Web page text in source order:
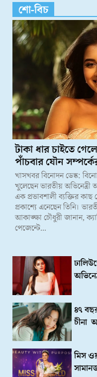
শো-বিচ
টাকা ধার চাইতে
পাঁচবার যৌন সম্পর্কের
খাসখবর বিনোদন ডেস্ক:
খুলেছেন ভারতীয় অভিনেত্রী
এক প্রভাবশালী ব্যক্তির কাছ
প্রকাশ্যে এনেছেন তিনি। ভারতীয় সংবাদমাধ্যমের প্রতিবেদন অনুযায়ী
আকাঙ্ক্ষা চৌধুরী জানান,
পেজেন্টে...
৪৭
চীনা
মিস